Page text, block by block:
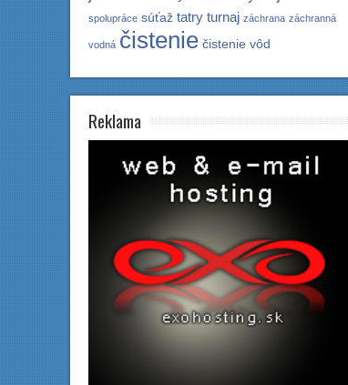
spolupráce súťaž tatry turnaj záchrana záchranná
vodná čistenie čistenie vôd
Reklama